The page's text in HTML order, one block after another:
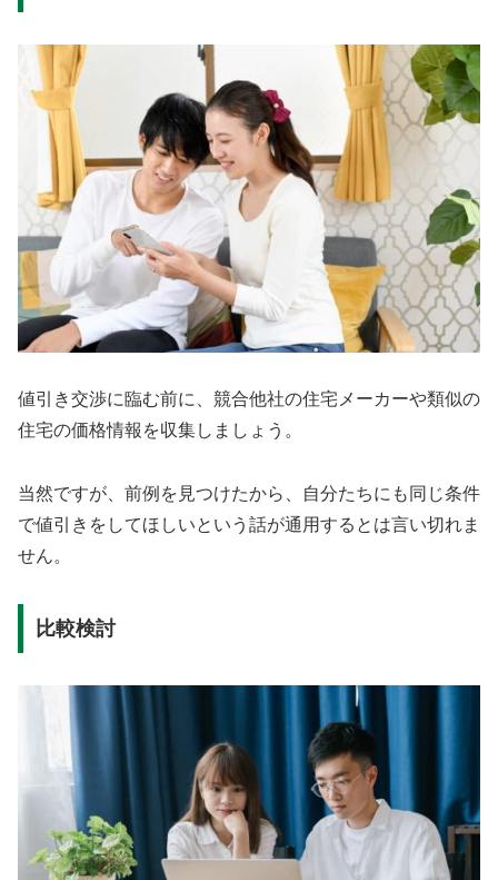
値引き交渉に臨む前に、競合他社の住宅メーカーや類似の
住宅の価格情報を収集しましょう。
当然ですが、前例を見つけたから、自分たちにも同じ条件
で値引きをしてほしいという話が通用するとは言い切れま
せん。
比較検討